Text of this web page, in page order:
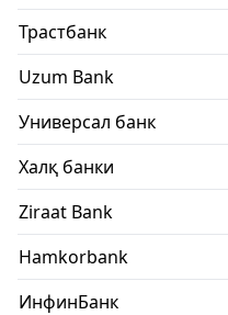
Трастбанк
Uzum Bank
Универсал банк
Халқ банки
Ziraat Bank
Hamkorbank
ИнфинБанк